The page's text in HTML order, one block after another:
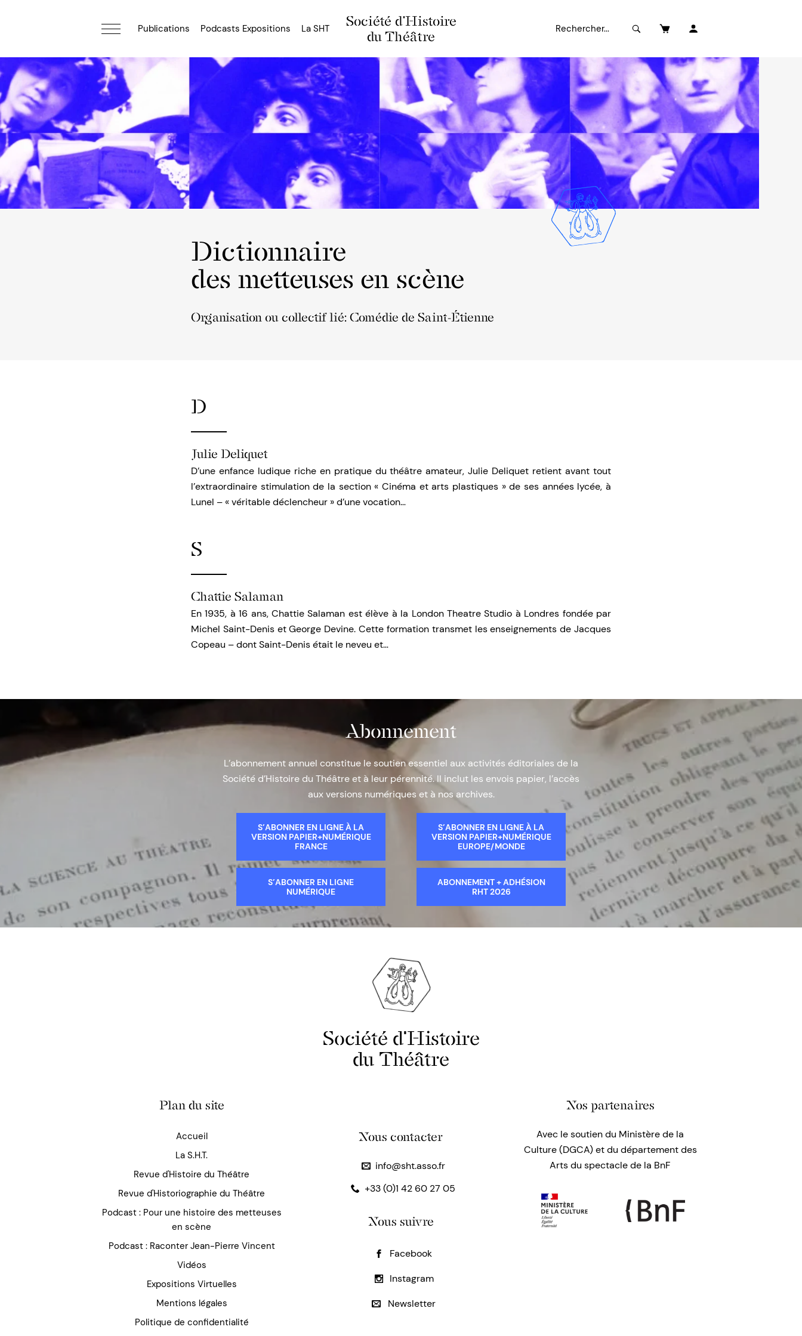
Société d'Histoire
du Théâtre
Publications Podcasts Expositions La SHT
Dictionnaire
des metteuses en scène
Organisation ou collectif lié: Comédie de Saint-Étienne
D
Julie Deliquet
D’une enfance ludique riche en pratique du théâtre amateur, Julie Deliquet retient avant tout
l’extraordinaire stimulation de la section « Cinéma et arts plastiques » de ses années lycée, à
Lunel – « véritable déclencheur » d’une vocation…
S
Chattie Salaman
En 1935, à 16 ans, Chattie Salaman est élève à la London Theatre Studio à Londres fondée par
Michel Saint-Denis et George Devine. Cette formation transmet les enseignements de Jacques
Copeau – dont Saint-Denis était le neveu et…
Abonnement
L’abonnement annuel constitue le soutien essentiel aux activités éditoriales de la
Société d’Histoire du Théâtre et à leur pérennité. Il inclut les envois papier, l’accès
aux versions numériques et à nos archives.
S’ABONNER EN LIGNE À LA
VERSION PAPIER+NUMÉRIQUE
FRANCE
S’ABONNER EN LIGNE À LA
VERSION PAPIER+NUMÉRIQUE
EUROPE/MONDE
S’ABONNER EN LIGNE
NUMÉRIQUE
ABONNEMENT + ADHÉSION
RHT 2026
Société d'Histoire
du Théâtre
Plan du site
Accueil
La S.H.T.
Revue d'Histoire du Théâtre
Revue d'Historiographie du Théâtre
Podcast : Pour une histoire des metteuses
en scène
Podcast : Raconter Jean-Pierre Vincent
Vidéos
Expositions Virtuelles
Mentions légales
Politique de confidentialité
Nous contacter
info@sht.asso.fr
+33 (0)1 42 60 27 05
Nous suivre
Facebook
Instagram
Newsletter
Nos partenaires
Avec le soutien du Ministère de la
Culture (DGCA) et du département des
Arts du spectacle de la BnF